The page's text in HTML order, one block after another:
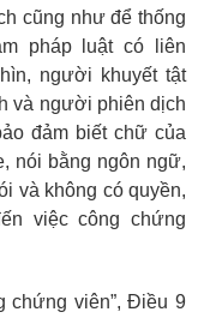
cũng như để thống
pháp luật có liên
người khuyết tật
và người phiên dịch
đảm biết chữ của
nói bằng ngôn ngữ,
và không có quyền,
việc công chứng
chứng viên”, Điều 9